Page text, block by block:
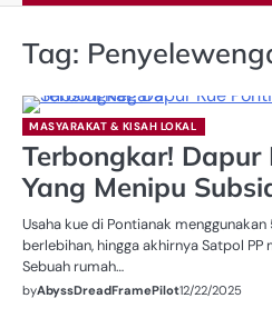
Tag:
MASYARAKAT & KISAH LOKAL
Terbongkar! Dapur
Yang Menipu
Usaha kue di Pontianak
berlebihan, hingga akhirnya Satpol
Sebuah rumah…
byAbyssDreadFramePilot12/22/2025